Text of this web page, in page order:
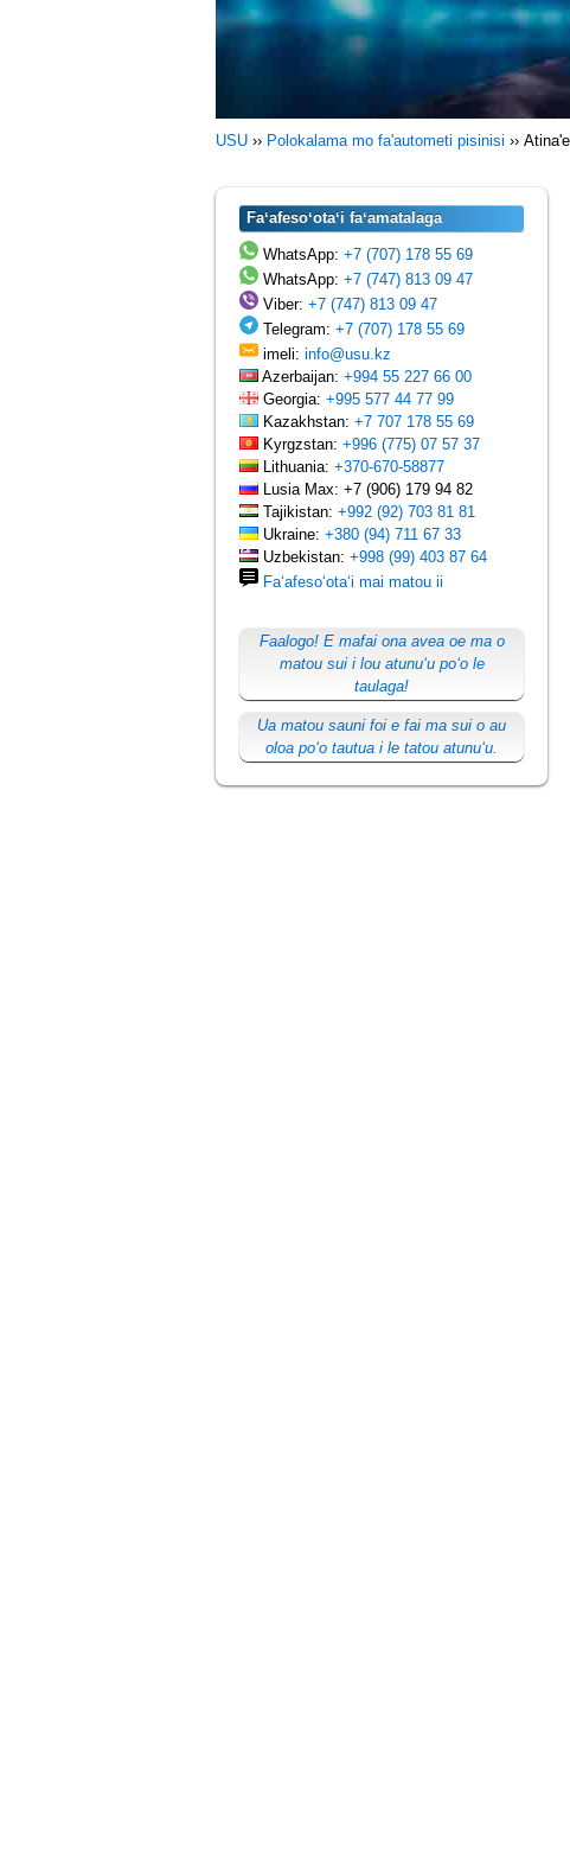
USU ›› Polokalama mo fa'autometi pisinisi ››
Faʻafesoʻotaʻi faʻamatalaga
WhatsApp: +7 (707) 178 55 69
WhatsApp: +7 (747) 813 09 47
Viber: +7 (747) 813 09 47
Telegram: +7 (707) 178 55 69
imeli: info@usu.kz
Azerbaijan: +994 55 227 66 00
Georgia: +995 577 44 77 99
Kazakhstan: +7 707 178 55 69
Kyrgzstan: +996 (775) 07 57 37
Lithuania: +370-670-58877
Lusia Max: +7 (906) 179 94 82
Tajikistan: +992 (92) 703 81 81
Ukraine: +380 (94) 711 67 33
Uzbekistan: +998 (99) 403 87 64
Faʻafesoʻotaʻi mai matou ii
Faalogo! E mafai ona avea oe ma o
matou sui i lou atunuʻu poʻo le
taulaga!
Ua matou sauni foi e fai ma sui o au
oloa poʻo tautua i le tatou atunuʻu.